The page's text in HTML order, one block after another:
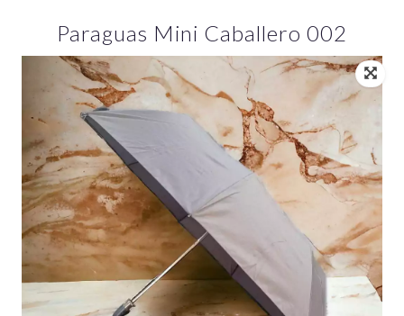
Paraguas Mini Caballero 002